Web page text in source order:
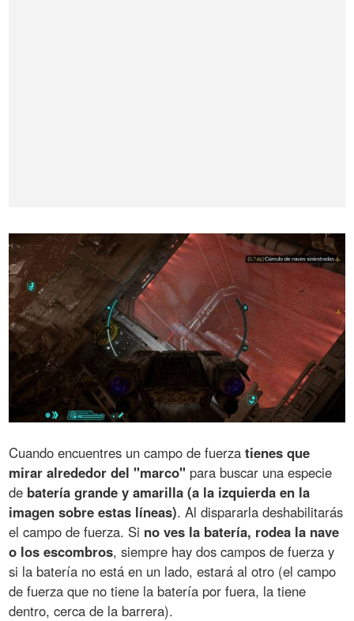
Cuando encuentres un campo de fuerzatienes que
mirar alrededor del "marco" para buscar una especie
de batería grande y amarilla (a la izquierda en la
imagen sobre estas líneas). Al dispararla deshabilitarás
el campo de fuerza. Si no ves la batería, rodea la nave
o los escombros, siempre hay dos campos de fuerza y
si la batería no está en un lado, estará al otro (el campo
de fuerza que no tiene la batería por fuera, la tiene
dentro, cerca de la barrera).